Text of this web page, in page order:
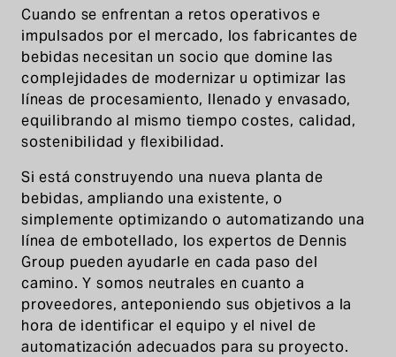
Cuando se enfrentan a retos operativos e
impulsados por el mercado, los fabricantes de
bebidas necesitan un socio que domine las
complejidades de modernizar u optimizar las
líneas de procesamiento, llenado y envasado,
equilibrando al mismo tiempo costes, calidad,
sostenibilidad y flexibilidad.
Si está construyendo una nueva planta de
bebidas, ampliando una existente, o
simplemente optimizando o automatizando una
línea de embotellado, los expertos de Dennis
Group pueden ayudarle en cada paso del
camino. Y somos neutrales en cuanto a
proveedores, anteponiendo sus objetivos a la
hora de identificar el equipo y el nivel de
automatización adecuados para su proyecto.